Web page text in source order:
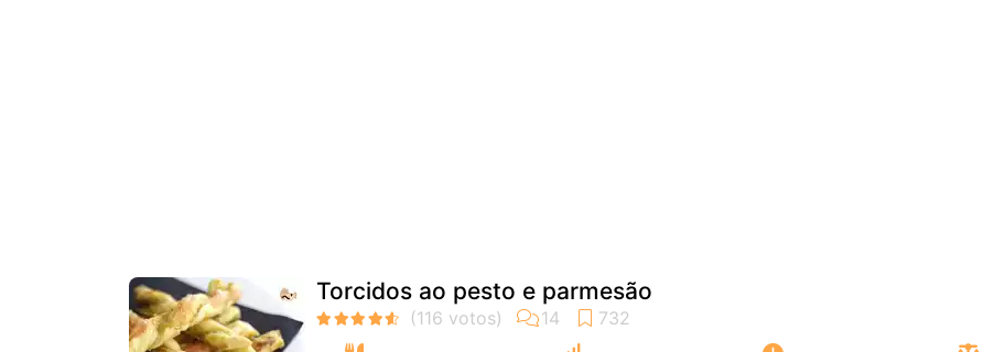
Torcidos ao pesto e parmesão